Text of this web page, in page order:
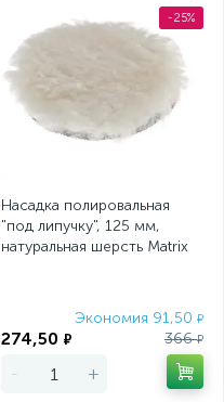
-25%
Насадка полировальная
"под липучку", 125 мм,
натуральная шерсть Matrix
Экономия 91,50 ₽
274,50 ₽ 366₽
- +